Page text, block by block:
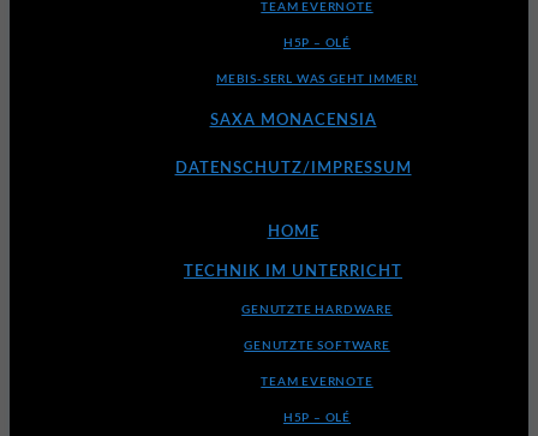
TEAM EVERNOTE
H5P – OLÉ
MEBIS-SERL WAS GEHT IMMER!
SAXA MONACENSIA
DATENSCHUTZ/IMPRESSUM
HOME
TECHNIK IM UNTERRICHT
GENUTZTE HARDWARE
GENUTZTE SOFTWARE
TEAM EVERNOTE
H5P – OLÉ